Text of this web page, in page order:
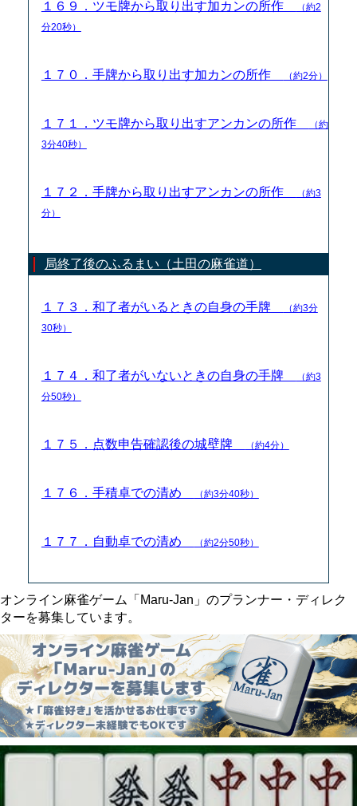
１６９．ツモ牌から取り出す加カンの所作
（約2
分20秒）
１７０．手牌から取り出す加カンの所作 （約2分）
１７１．ツモ牌から取り出すアンカンの所作
（約
3分40秒）
１７２．手牌から取り出すアンカンの所作
（約3
分）
局終了後のふるまい（土田の麻雀道）
１７３．和了者がいるときの自身の手牌
（約3分
30秒）
１７４．和了者がいないときの自身の手牌
（約3
分50秒）
１７５．点数申告確認後の城壁牌 （約4分）
１７６．手積卓での清め （約3分40秒）
１７７．自動卓での清め （約2分50秒）
オンライン麻雀ゲーム「Maru-Jan」のプランナー・ディレク
ターを募集しています。